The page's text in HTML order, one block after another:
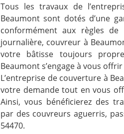
Tous les travaux de
Beaumont sont dotés d’une
conformément aux règles de
journalière, couvreur à
votre bâtisse toujours
Beaumont s’engage à vous
L’entreprise de couverture à
votre demande tout en vous
Ainsi, vous bénéficierez des
par des couvreurs aguerris,
54470.